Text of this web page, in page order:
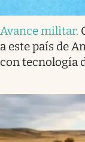
Avance militar.
a este país de
con tecnología